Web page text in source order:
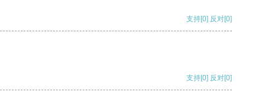
支持[0] 反对[0]
支持[0] 反对[0]